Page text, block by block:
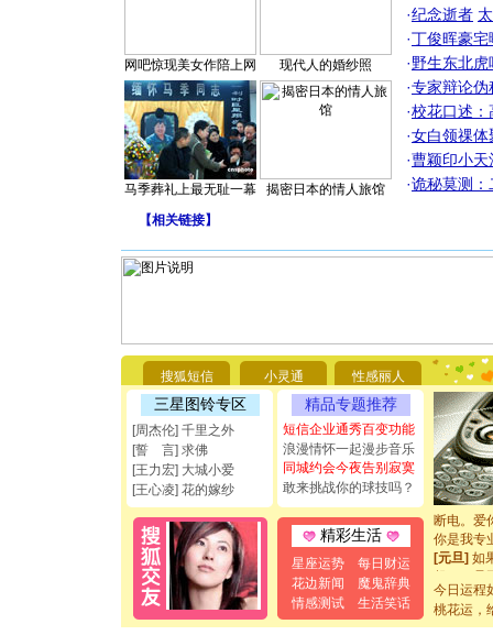
网吧惊现美女作陪上网 现代人的婚纱照
马季葬礼上最无耻一幕 揭密日本的情人旅馆
·纪念逝者
·丁俊晖豪
·野生东北
·专家辩论伪
·校花口述：
·女白领祼体
·曹颖印小天
·诡秘莫测：
【相关链接】
搜狐短信 小灵通 性感丽人
三星图铃专区
[周杰伦] 千里之外
[誓 言] 求佛
[王力宏] 大城小爱
[王心凌] 花的嫁纱
精品专题推荐
短信企业通秀百变功能
浪漫情怀一起漫步音乐
同城约会今夜告别寂寞
敢来挑战你的球技吗？
精彩生活
星座运势
每日财运
花边新闻
魔鬼辞典
情感测试
生活笑话
[圣诞节]
你太多，
要平安！
[圣诞节]
能正大光
都要快乐
[圣诞节]
如意,快
[元旦]看
断电。爱
你是我专
[元旦] 如
起；二是
离。水晶
[元旦]当
泣，这痛
今日运程
桃花运，